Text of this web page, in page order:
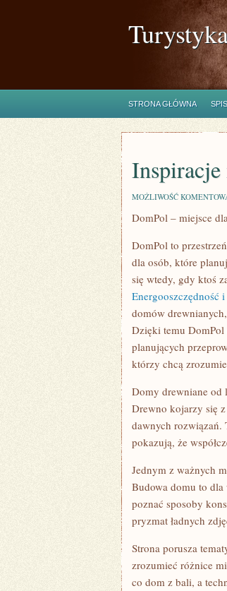
STRONA GŁÓWNA
MOŻLIWOŚĆ
DomPol – miejsce
DomPol to
dla osób, które
się wtedy, gdy ktoś
Energooszczędność
domów
Dzięki temu DomPol
planujących
którzy chcą
Domy drewniane od
Drewno kojarzy się
dawnych rozwiązań.
pokazują, że
Jednym z ważnych
Budowa domu to
poznać sposoby
pryzmat ładnych
Strona porusza
zrozumieć różnice
co dom z bali, a